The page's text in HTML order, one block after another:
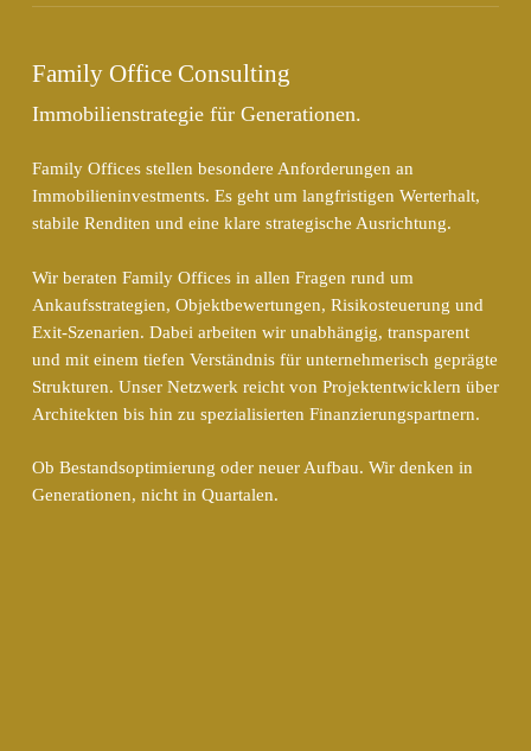
Family Office Consulting
Immobilienstrategie für Generationen.
Family Offices stellen besondere Anforderungen an
Immobilieninvestments. Es geht um langfristigen Werterhalt,
stabile Renditen und eine klare strategische Ausrichtung.
Wir beraten Family Offices in allen Fragen rund um
Ankaufsstrategien, Objektbewertungen, Risikosteuerung und
Exit-Szenarien. Dabei arbeiten wir unabhängig, transparent
und mit einem tiefen Verständnis für unternehmerisch geprägte
Strukturen. Unser Netzwerk reicht von Projektentwicklern über
Architekten bis hin zu spezialisierten Finanzierungspartnern.
Ob Bestandsoptimierung oder neuer Aufbau. Wir denken in
Generationen, nicht in Quartalen.